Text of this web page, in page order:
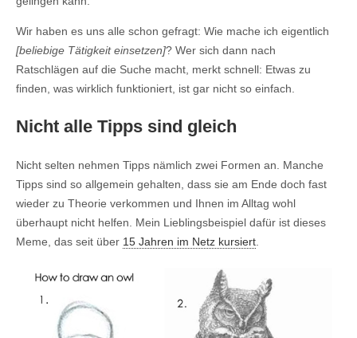
Wir haben es uns alle schon gefragt: Wie mache ich eigentlich
[beliebige Tätigkeit einsetzen]? Wer sich dann nach
Ratschlägen auf die Suche macht, merkt schnell: Etwas zu
finden, was wirklich funktioniert, ist gar nicht so einfach.
Nicht alle Tipps sind gleich
Nicht selten nehmen Tipps nämlich zwei Formen an. Manche
Tipps sind so allgemein gehalten, dass sie am Ende doch fast
wieder zu Theorie verkommen und Ihnen im Alltag wohl
überhaupt nicht helfen. Mein Lieblingsbeispiel dafür ist dieses
Meme, das seit über 15 Jahren im Netz kursiert.